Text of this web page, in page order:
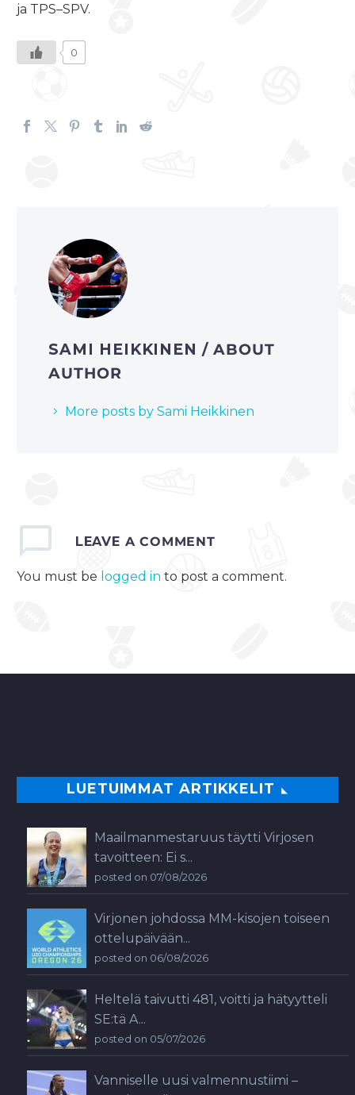
ja TPS–SPV.
0
SAMI HEIKKINEN/ ABOUT
AUTHOR
More posts by Sami Heikkinen
LEAVE A COMMENT
You must be logged in to post a comment.
LUETUIMMAT ARTIKKELIT
Maailmanmestaruus täytti Virjosen
tavoitteen: Ei s...
posted on 07/08/2026
Virjonen johdossa MM-kisojen toiseen
ottelupäivään...
posted on 06/08/2026
Heltelä taivutti 481, voitti ja hätyytteli
SE:tä A...
posted on 05/07/2026
Vanniselle uusi valmennustiimi –